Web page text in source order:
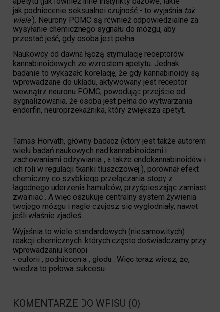
jak podniecenie seksualnei czujność - to wyjaśnia tak
wiele). Neurony POMC są również odpowiedzialne za
wysyłanie chemicznego sygnału do mózgu, aby
przestać jeść, gdy osoba jest pełna.
Naukowcy od dawna łączą stymulację receptorów
kannabinoidowych ze wzrostem apetytu. Jednak
badanie to wykazało korelację, że gdy kannabinoidy są
wprowadzane do układu, aktywowany jest receptor
wewnątrz neuronu POMC, powodując przejście od
sygnalizowania, że osoba jest pełna do wytwarzania
endorfin, neuroprzekaźnika, który zwiększa apetyt.
Tamas Horvath, główny badacz (który jest także autorem
wielu badań naukowych nad kannabinoidami i
zachowaniami odżywiania , a także endokannabinoidów i
ich roli w regulacji tkanki tłuszczowej ), porównał efekt
chemiczny do szybkiego przełączania stopy z
łagodnego uderzenia hamulców, przyśpieszając zamiast
zwalniać . A więc oszukuje centralny system żywienia
twojego mózgu i nagle czujesz się wygłodniały, nawet
jeśli właśnie zjadłeś .
Wyjaśnia to wiele standardowych (niesamowitych)
reakcji chemicznych, których często doświadczamy przy
wprowadzaniu konopi
- euforii , podniecenia , głodu . Więc teraz wiesz, że,
wiedza to połowa sukcesu.
KOMENTARZE DO WPISU (0)